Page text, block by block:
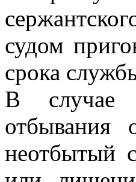
судом
срока
В случае
отбывания
неотбытый